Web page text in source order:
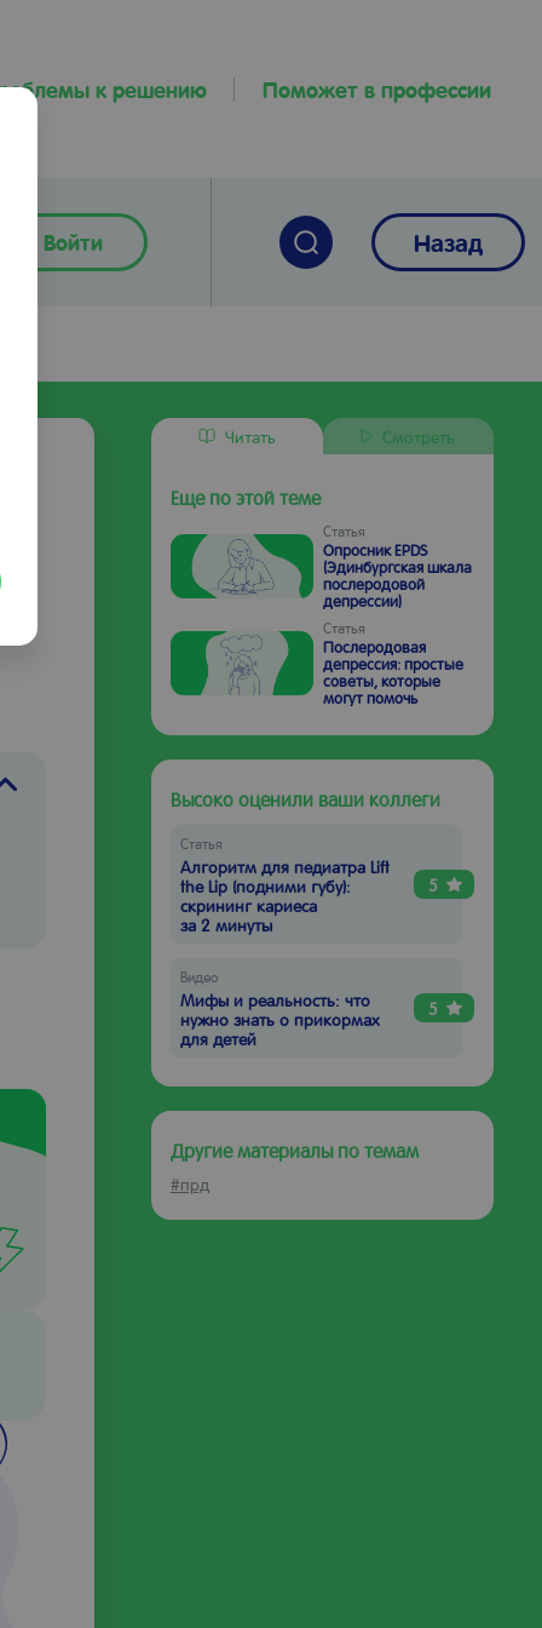
к решению Поможет в профессии
Войти Назад
Читать Смотреть
Еще по этой теме
Статья
Опросник EPDS
(Эдинбургская шкала
послеродовой
депрессии)
Статья
Послеродовая
депрессия: простые
советы, которые
могут помочь
Высоко оценили ваши коллеги
Статья
Алгоритм для педиатра Lift
the Lip (подними губу):
скрининг кариеса
за 2 минуты
5
Видео
Мифы и реальность: что
нужно знать о прикормах
для детей
5
Другие материалы по темам
#прд